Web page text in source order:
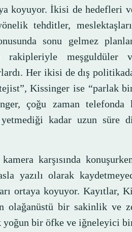
koyuyor. İkisi de hedefleri
yönelik tehditler,
sonu gelmez
rakipleriyle meşguldüler
Her ikisi de dış
Kissinger ise “parlak
çoğu zaman telefonda
kadar uzun süre
karşısında
yazılı olarak
ortaya koyuyor. Kayıtlar,
olağanüstü bir sakinlik ve
yoğun bir öfke ve iğneleyici